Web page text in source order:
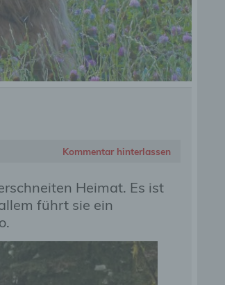
Kommentar hinterlassen
Heimat. Es ist
führt sie ein